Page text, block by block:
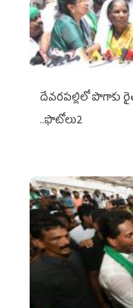
దేవరపల్లిలో పొగాకు
..ఫొటోలు2